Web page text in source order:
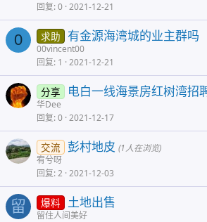
回复 0 2021-12-21
0 求助 有金源海湾城的业主群吗
00vincent00
回复 1 2021-12-21
分享 电白一线海景房红树湾招
华Dee
回复 0 2021-12-17
交流 彭村地皮 (1人在浏览)
宥兮呀
回复 2 2021-12-03
留 爆料 土地出售
留住人间美好